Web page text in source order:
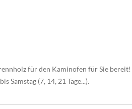
für den Kaminofen für Sie bereit!
Samstag (7, 14, 21 Tage...).